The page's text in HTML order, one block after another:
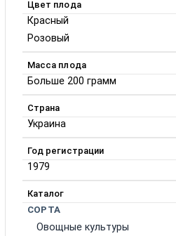
Цвет плода
Красный
Розовый
Масса плода
Больше 200 грамм
Страна
Украина
Год регистрации
1979
Каталог
СОРТА
Овощные культуры